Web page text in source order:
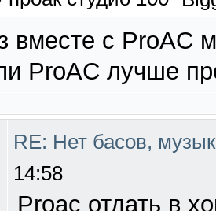
вместе с ProAC
ProAC лучше
RE: Нет басов,
14:58
Proac отдать в